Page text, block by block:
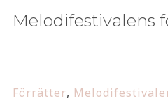
Melodifestivalens
Förrätter,